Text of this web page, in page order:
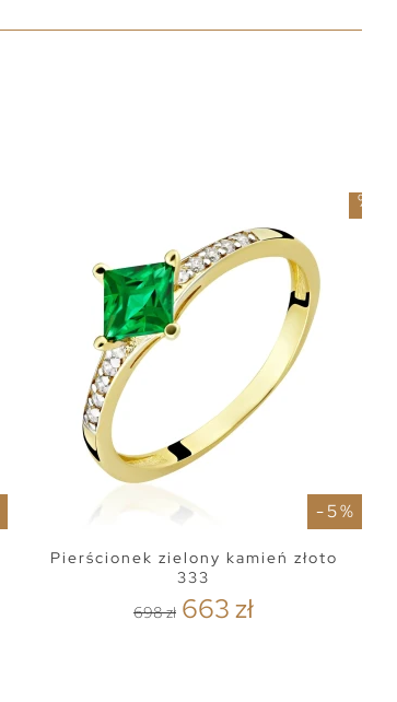
- 5 %
Pierścionek zielony kamień złoto
333
698 zł 663 zł
%